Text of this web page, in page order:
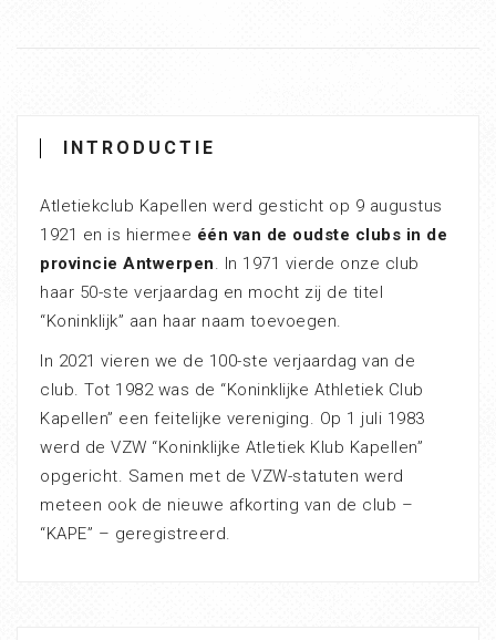
INTRODUCTIE
Atletiekclub Kapellen werd gesticht op 9 augustus
1921 en is hiermee één van de oudste clubs in de
provincie Antwerpen. In 1971 vierde onze club
haar 50-ste verjaardag en mocht zij de titel
“Koninklijk” aan haar naam toevoegen.
In 2021 vieren we de 100-ste verjaardag van de
club. Tot 1982 was de “Koninklijke Athletiek Club
Kapellen” een feitelijke vereniging. Op 1 juli 1983
werd de VZW “Koninklijke Atletiek Klub Kapellen”
opgericht. Samen met de VZW-statuten werd
meteen ook de nieuwe afkorting van de club –
“KAPE” – geregistreerd.